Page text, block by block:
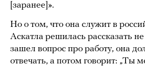
[заранее]».
Но о том, что она служит в
Аскатла решилась рассказать не
зашел вопрос про работу, она
отвечать, а потом говорит: „Ты